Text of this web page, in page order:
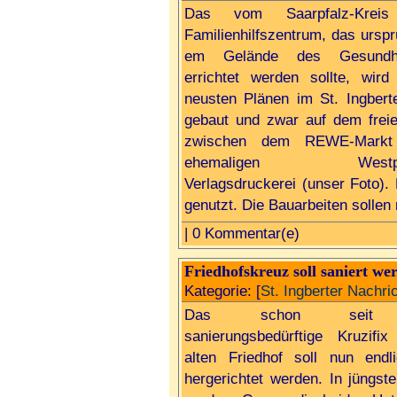
Das vom Saarpfalz-Kreis
Familienhilfszentrum, das
em Gelände des
errichtet werden sollte,
neusten Plänen im St.
gebaut und zwar auf dem
zwischen dem REWE-
ehemaligen
Verlagsdruckerei (unser
genutzt. Die Bauarbeiten
| 0 Kommentar(e)
Friedhofskreuz soll saniert
Kategorie: [St. Ingberter
Das schon seit
sanierungsbedürftige
alten Friedhof soll nun
hergerichtet werden. In